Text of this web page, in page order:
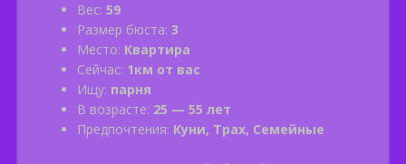
Вес: 59
Размер бюста: 3
Место: Квартира
Сейчас: 1км от вас
Ищу: парня
В возрасте: 25 — 55 лет
Предпочтения: Куни, Трах, Семейные